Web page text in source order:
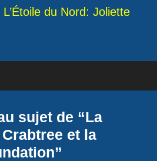
du Nord: Joliette
sujet de “La
et la